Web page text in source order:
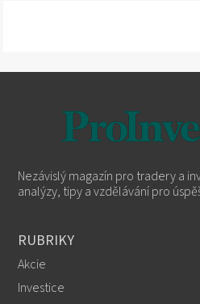
Nezávislý magazín pro tradery a
analýzy, tipy a vzdělávání pro
RUBRIKY
Akcie
Investice